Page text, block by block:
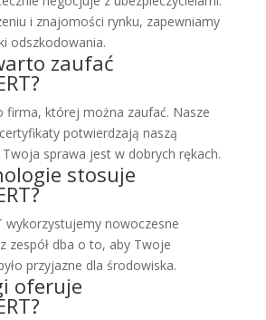
i znajomości rynku, zapewniamy
odszkodowania.
zaufać
firma, której można zaufać. Nasze
potwierdzają naszą
sprawa jest w dobrych rękach.
stosuje
wykorzystujemy nowoczesne
zespół dba o to, aby Twoje
przyjazne dla środowiska.
oferuje